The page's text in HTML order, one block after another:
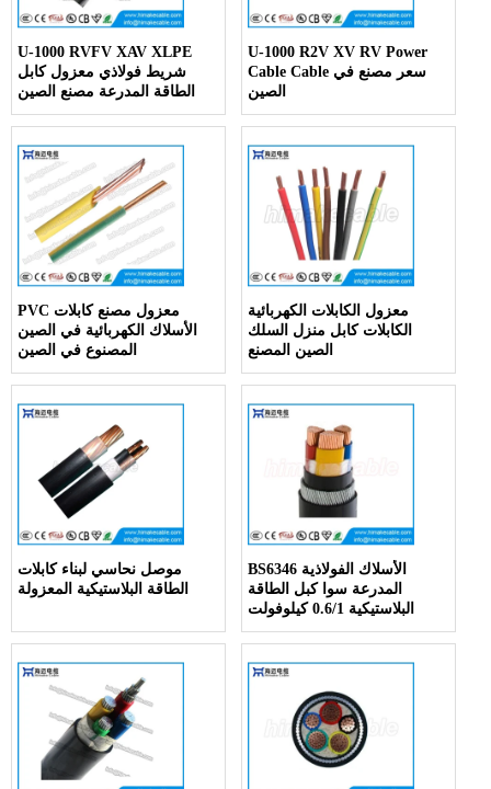
U-1000 RVFV XAV XLPE
شريط فولاذي معزول كابل
الطاقة المدرعة مصنع الصين
U-1000 R2V XV RV Power
Cable Cable سعر مصنع في
الصين
PVC معزول مصنع كابلات
الأسلاك الكهربائية في الصين
المصنوع في الصين
معزول الكابلات الكهربائية
الكابلات كابل منزل السلك
الصين المصنع
موصل نحاسي لبناء كابلات
الطاقة البلاستيكية المعزولة
BS6346 الأسلاك الفولاذية
المدرعة سوا كبل الطاقة
البلاستيكية 0.6/1 كيلوفولت